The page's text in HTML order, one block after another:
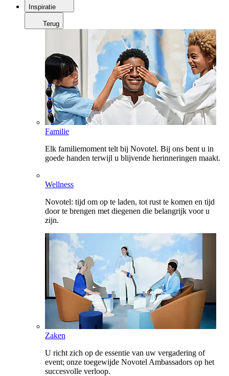
Inspiratie
Terug
Familie
Elk familiemoment telt bij Novotel. Bij ons bent u in
goede handen terwijl u blijvende herinneringen maakt.
Wellness
Novotel: tijd om op te laden, tot rust te komen en tijd
door te brengen met diegenen die belangrijk voor u
zijn.
Zaken
U richt zich op de essentie van uw vergadering of
event; onze toegewijde Novotel Ambassadors op het
succesvolle verloop.